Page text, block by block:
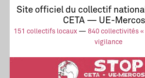
Site officiel du collectif
CETA — UE-
151 collectifs locaux — 840 collectivités «
vigilance
Actus
UE-
Stop à l’impunité !
TAFTA
Collectif